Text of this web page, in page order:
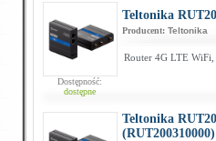
Dostępność:
dostępne
Teltonika
Producent: Teltonika
Router 4G LTE
Teltonika
(RUT200310000)